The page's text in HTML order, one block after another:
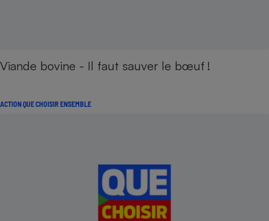
Viande bovine - Il faut sauver le bœuf !
ACTION QUE CHOISIR ENSEMBLE